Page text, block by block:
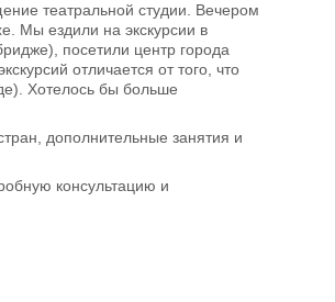
театральной студии. Вечером
Мы ездили на экскурсии в
посетили центр города
отличается от того, что
Хотелось бы больше
дополнительные занятия и
консультацию и